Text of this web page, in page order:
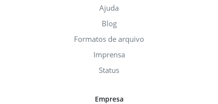
Ajuda
Blog
Formatos de arquivo
Imprensa
Status
Empresa